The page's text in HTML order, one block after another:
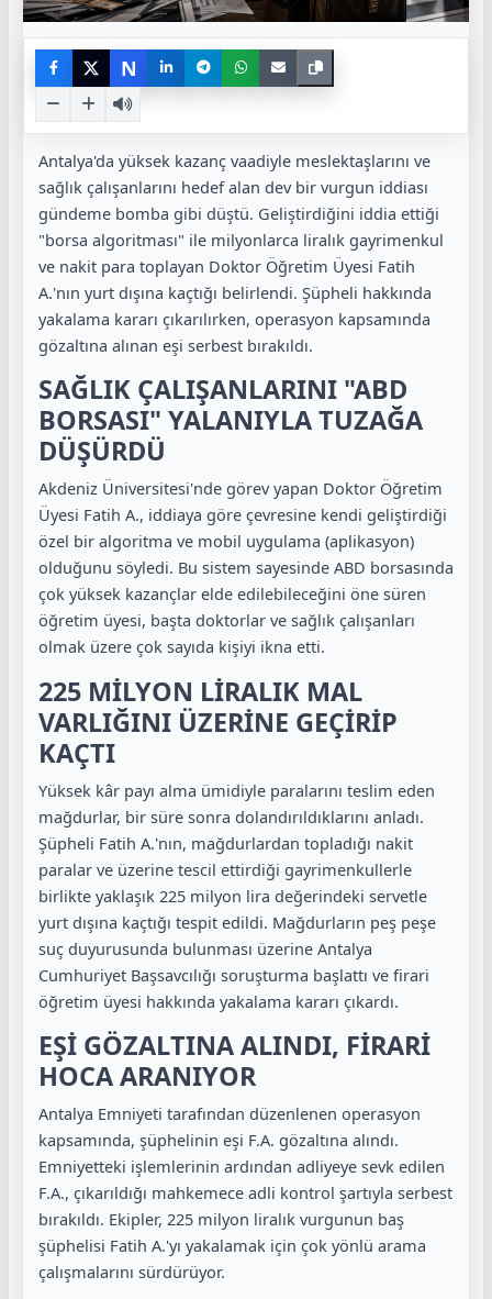
N
Antalya'da yüksek kazanç vaadiyle meslektaşlarını ve
sağlık çalışanlarını hedef alan dev bir vurgun iddiası
gündeme bomba gibi düştü. Geliştirdiğini iddia ettiği
"borsa algoritması" ile milyonlarca liralık gayrimenkul
ve nakit para toplayan Doktor Öğretim Üyesi Fatih
A.'nın yurt dışına kaçtığı belirlendi. Şüpheli hakkında
yakalama kararı çıkarılırken, operasyon kapsamında
gözaltına alınan eşi serbest bırakıldı.
SAĞLIK ÇALIŞANLARINI "ABD
BORSASI" YALANIYLA TUZAĞA
DÜŞÜRDÜ
Akdeniz Üniversitesi'nde görev yapan Doktor Öğretim
Üyesi Fatih A., iddiaya göre çevresine kendi geliştirdiği
özel bir algoritma ve mobil uygulama (aplikasyon)
olduğunu söyledi. Bu sistem sayesinde ABD borsasında
çok yüksek kazançlar elde edilebileceğini öne süren
öğretim üyesi, başta doktorlar ve sağlık çalışanları
olmak üzere çok sayıda kişiyi ikna etti.
225 MİLYON LİRALIK MAL
VARLIĞINI ÜZERİNE GEÇİRİP
KAÇTI
Yüksek kâr payı alma ümidiyle paralarını teslim eden
mağdurlar, bir süre sonra dolandırıldıklarını anladı.
Şüpheli Fatih A.'nın, mağdurlardan topladığı nakit
paralar ve üzerine tescil ettirdiği gayrimenkullerle
birlikte yaklaşık 225 milyon lira değerindeki servetle
yurt dışına kaçtığı tespit edildi. Mağdurların peş peşe
suç duyurusunda bulunması üzerine Antalya
Cumhuriyet Başsavcılığı soruşturma başlattı ve firari
öğretim üyesi hakkında yakalama kararı çıkardı.
EŞİ GÖZALTINA ALINDI, FİRARİ
HOCA ARANIYOR
Antalya Emniyeti tarafından düzenlenen operasyon
kapsamında, şüphelinin eşi F.A. gözaltına alındı.
Emniyetteki işlemlerinin ardından adliyeye sevk edilen
F.A., çıkarıldığı mahkemece adli kontrol şartıyla serbest
bırakıldı. Ekipler, 225 milyon liralık vurgunun baş
şüphelisi Fatih A.'yı yakalamak için çok yönlü arama
çalışmalarını sürdürüyor.